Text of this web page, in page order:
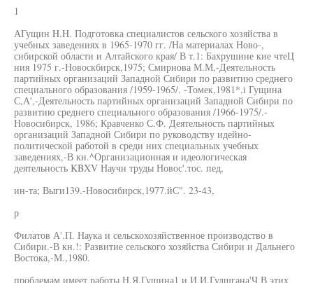
1
АГущин H.H. Подготовка специалистов сельского хозяйства в
учебных заведениях в 1965-1970 гг. /На материалах Ново-,
сибирской области и Алтайского края/ В т.1: Бахрушине кие чтеЦ
ния 1975 г.-Новоскбирск,1975; Смирнова М.М,-Деятельность
партийных организаций Западной Сибири по развитию среднего
специального образования /1959-1965/. -Томек,1981*,i Гущина
С,А',-Деятельность партийных организаций Западной Сибири по
развитию среднего специального образования /1966-1975/.-
Новосибирск, 1986; Кравченко С.Ф. Деятельность партийных
организаций Западной Сибири по руководству идейно-
политической работой в среди них специальных учебных
заведениях,-В кн.^Организационная и идеологическая
деятельность KBXV Научн труды Новос'.тос. пед,
ин-та; Выги139.-Новосибирск,1977.йС". 23-43,
р
Филатов А'.П. Наука и сельскохозяйственное производство в
Сибири.-В кн.!: Развитие сельского хозяйства Сибири и Дальнего
Востока,-М.,1980.
проблемам имеет работы Н.Я.Гущина1 и И.И.Гудшгана'Ч В этих